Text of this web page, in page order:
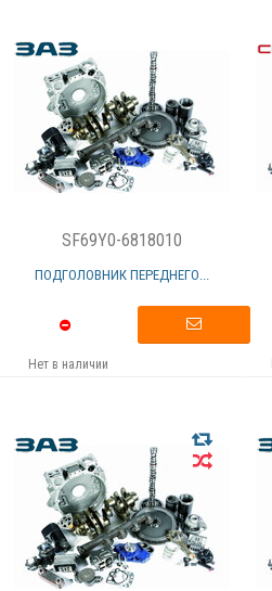
SF69Y0-6818010
ПОДГОЛОВНИК ПЕРЕДНЕГО...
Нет в наличии